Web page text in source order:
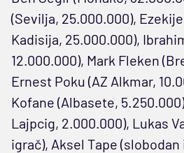
(Sevilja, 25.000.000),
Kadisija, 25.000.000),
12.000.000), Mark Fleken
Ernest Poku (AZ Alkmar,
Kofane (Albasete,
Lajpcig, 2.000.000), Lukas
igrač), Aksel Tape